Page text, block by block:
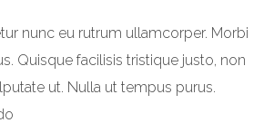
nunc eu rutrum ullamcorper. Morbi
Quisque facilisis tristique justo, non
ut. Nulla ut tempus purus.